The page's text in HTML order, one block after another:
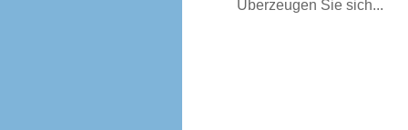
Überzeugen Sie sich...